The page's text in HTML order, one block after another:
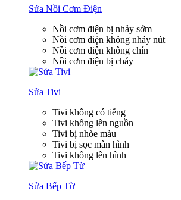
Sửa Nồi Cơm Điện
Nồi cơm điện bị nhảy sớm
Nồi cơm điện không nhảy nút
Nồi cơm điện không chín
Nồi cơm điện bị cháy
Sửa Tivi
Tivi không có tiếng
Tivi không lên nguồn
Tivi bị nhòe màu
Tivi bị sọc màn hình
Tivi không lên hình
Sửa Bếp Từ